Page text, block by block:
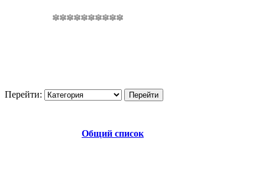
Перейти:
Общий список